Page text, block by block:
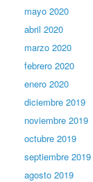
mayo 2020
abril 2020
marzo 2020
febrero 2020
enero 2020
diciembre 2019
noviembre 2019
octubre 2019
septiembre 2019
agosto 2019